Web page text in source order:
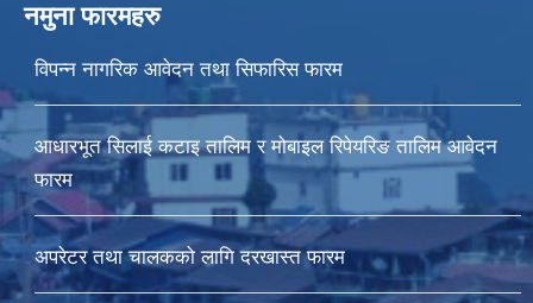
नमुना फारमहरु
विपन्न नागरिक आवेदन तथा सिफारिस फारम
आधारभूत सिलाई कटाइ तालिम र मोबाइल रिपेयरिङ तालिम आवेदन
फारम
अपरेटर तथा चालकको लागि दरखास्त फारम